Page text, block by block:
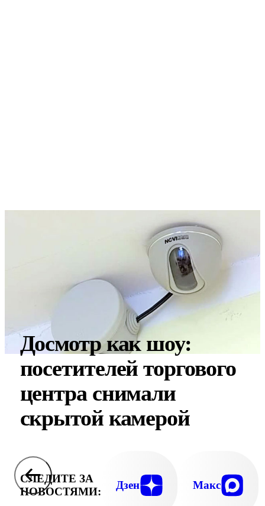
Досмотр как шоу:
посетителей торгового
центра снимали
скрытой камерой
СЛЕДИТЕ ЗА
НОВОСТЯМИ:
Дзен Макс